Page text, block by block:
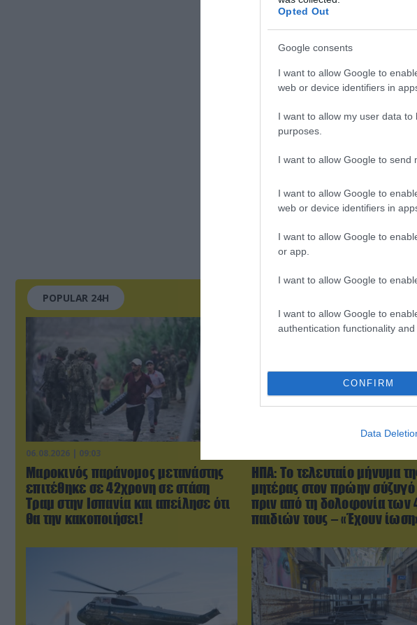
Opted Out
Google consents
I want to allow Google to
web or device identifiers in
I want to allow my user data
purposes.
I want to allow Google to send
I want to allow Google to
web or device identifiers in
I want to allow Google to
or app.
I want to allow Google to
I want to allow Google to
authentication functionality
CONFIRM
Data
POPULAR 24H
06.08.2026 | 09:03
Μαροκινός παράνομος μετανάστης
επιτέθηκε σε 42χρονη σε στάση
Τραμ στην Ισπανία και απείλησε ότι
θα την κακοποιήσει!
ΗΠΑ: Το τελευταίο μήνυμα
μητέρας στον πρώην σύζυγό
πριν από τη δολοφονία των
παιδιών τους – «Έχουν